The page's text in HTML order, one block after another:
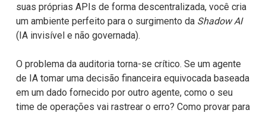
suas próprias APIs de forma descentralizada, você cria
um ambiente perfeito para o surgimento da Shadow AI
(IA invisível e não governada).
O problema da auditoria torna-se crítico. Se um agente
de IA tomar uma decisão financeira equivocada baseada
em um dado fornecido por outro agente, como o seu
time de operações vai rastrear o erro? Como provar para